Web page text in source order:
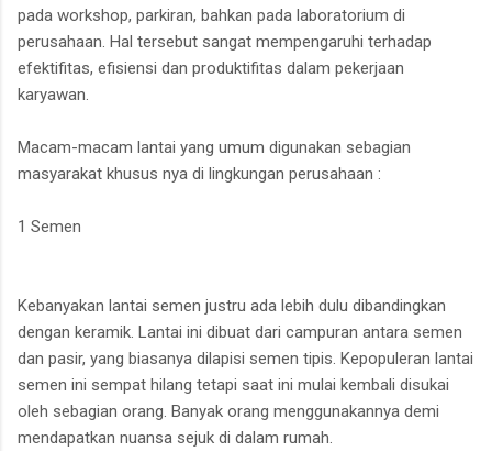
pada workshop, parkiran, bahkan pada laboratorium di
perusahaan. Hal tersebut sangat mempengaruhi terhadap
efektifitas, efisiensi dan produktifitas dalam pekerjaan
karyawan.
Macam-macam lantai yang umum digunakan sebagian
masyarakat khusus nya di lingkungan perusahaan :
1 Semen
Kebanyakan lantai semen justru ada lebih dulu dibandingkan
dengan keramik. Lantai ini dibuat dari campuran antara semen
dan pasir, yang biasanya dilapisi semen tipis. Kepopuleran lantai
semen ini sempat hilang tetapi saat ini mulai kembali disukai
oleh sebagian orang. Banyak orang menggunakannya demi
mendapatkan nuansa sejuk di dalam rumah.